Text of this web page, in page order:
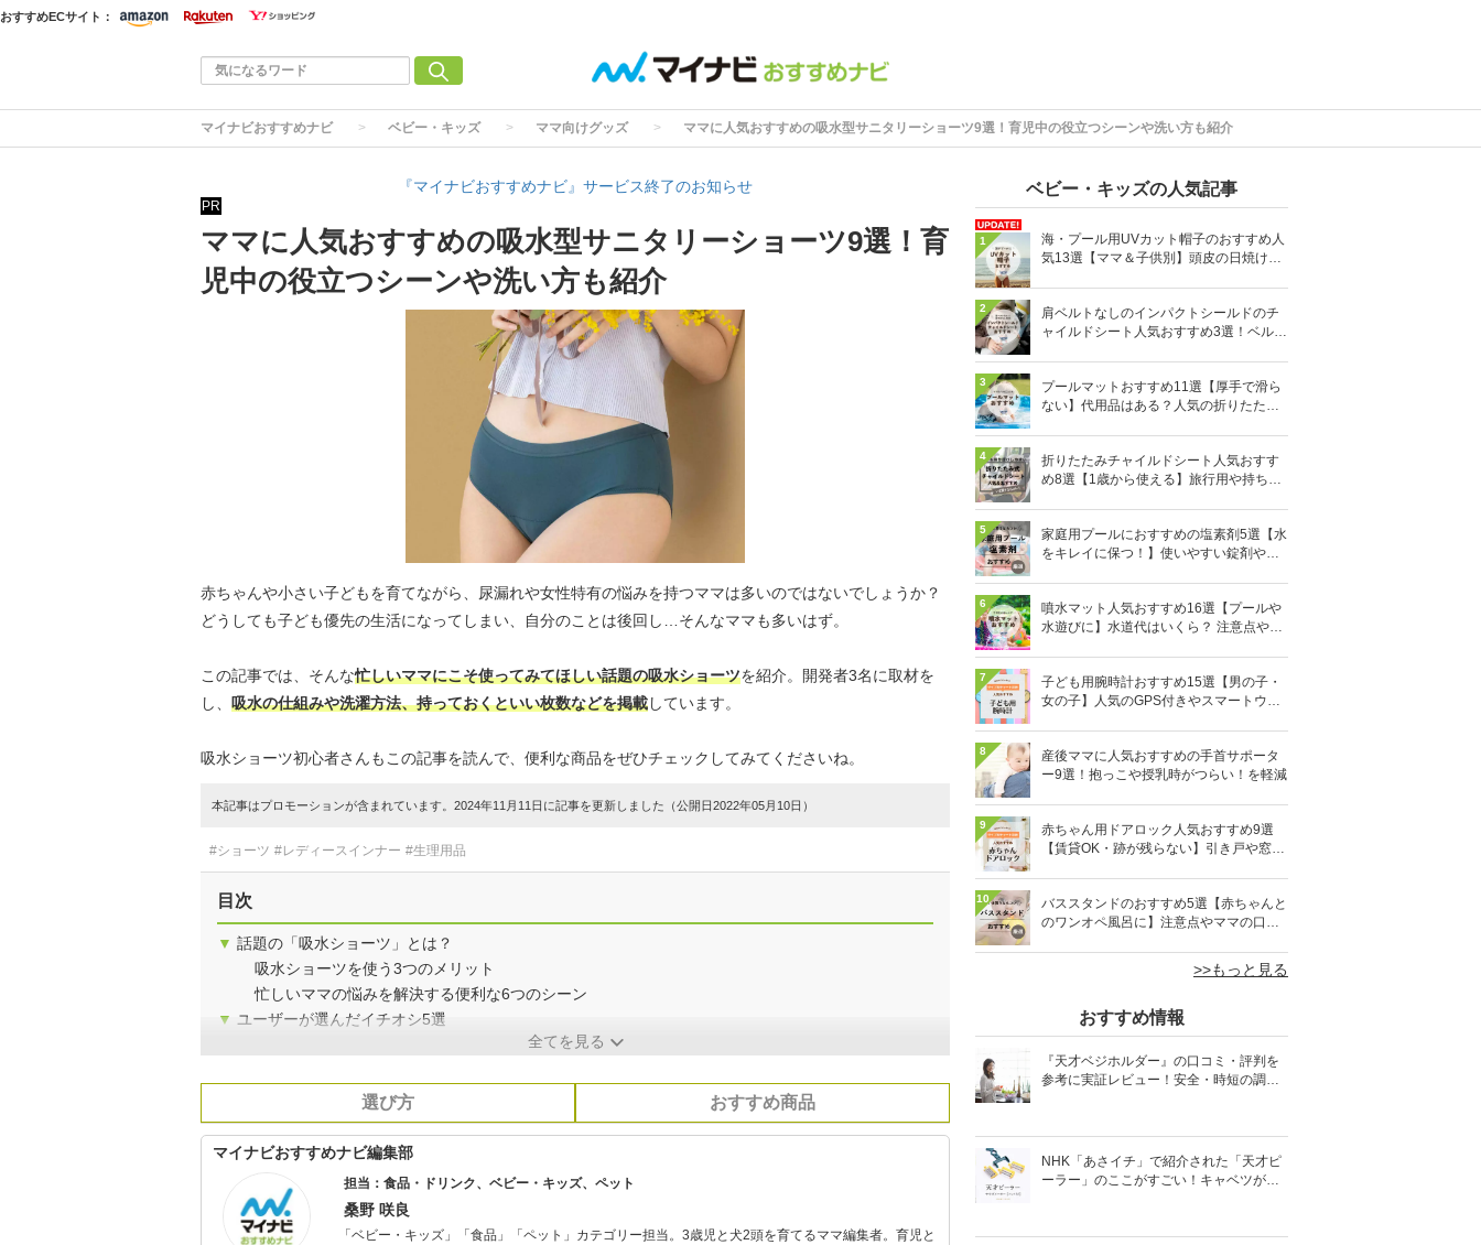
おすすめECサイト：
マイナビおすすめナビ ベビー・キッズ ママ向けグッズ ママに人気おすすめの吸水型サニタリーショーツ9選！育児中の役立つシーンや洗い方も紹介
『マイナビおすすめナビ』サービス終了のお知らせ
PR
ママに人気おすすめの吸水型サニタリーショーツ9選！育
児中の役立つシーンや洗い方も紹介
赤ちゃんや小さい子どもを育てながら、尿漏れや女性特有の悩みを持つママは多いのではないでしょうか？
どうしても子ども優先の生活になってしまい、自分のことは後回し…そんなママも多いはず。
この記事では、そんな忙しいママにこそ使ってみてほしい話題の吸水ショーツを紹介。開発者3名に取材を
し、 吸水の仕組みや洗濯方法、持っておくといい枚数などを掲載しています。
吸水ショーツ初心者さんもこの記事を読んで、便利な商品をぜひチェックしてみてくださいね。
本記事はプロモーションが含まれています。2024年11月11日に記事を更新しました（公開日2022年05月10日）
#ショーツ #レディースインナー #生理用品
目次
▼ 話題の「吸水ショーツ」とは？
吸水ショーツを使う3つのメリット
忙しいママの悩みを解決する便利な6つのシーン
▼ ユーザーが選んだイチオシ5選
全てを見る
選び方 おすすめ商品
マイナビおすすめナビ編集部
担当：食品・ドリンク、ベビー・キッズ、ペット
桑野 咲良
「ベビー・キッズ」「食品」「ペット」カテゴリー担当。3歳児と犬2頭を育てるママ編集者。育児と
ベビー・キッズの人気記事
1
海・プール用UVカット帽子のおすすめ人
気13選【ママ＆子供別】頭皮の日焼け対
2
肩ベルトなしのインパクトシールドのチ
ャイルドシート人気おすすめ3選！ベルト
3
プールマットおすすめ11選【厚手で滑ら
ない】代用品はある？人気の折りたたみ
4
折りたたみチャイルドシート人気おすす
め8選【1歳から使える】旅行用や持ち運
5
家庭用プールにおすすめの塩素剤5選【水
をキレイに保つ！】使いやすい錠剤やパ
6
噴水マット人気おすすめ16選【プールや
水遊びに】水道代はいくら？ 注意点やデ
7
子ども用腕時計おすすめ15選【男の子・
女の子】人気のGPS付きやスマートウォ
8
産後ママに人気おすすめの手首サポータ
ー9選！抱っこや授乳時がつらい！を軽減
9
赤ちゃん用ドアロック人気おすすめ9選
【賃貸OK・跡が残らない】引き戸や窓対
10
バススタンドのおすすめ5選【赤ちゃんと
のワンオペ風呂に】注意点やママの口コ
>>もっと見る
おすすめ情報
『天才ベジホルダー』の口コミ・評判を
参考に実証レビュー！安全・時短の調理
NHK「あさイチ」で紹介された「天才ピ
ーラー」のここがすごい！キャベツがほ